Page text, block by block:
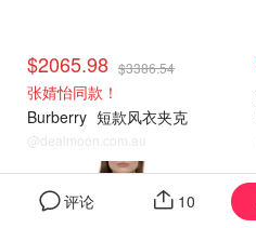
$2065.98 $3386.54
张婧怡同款！
Burberry 短款风衣夹克
@dealmoon.com.au
Cettire
评论 10